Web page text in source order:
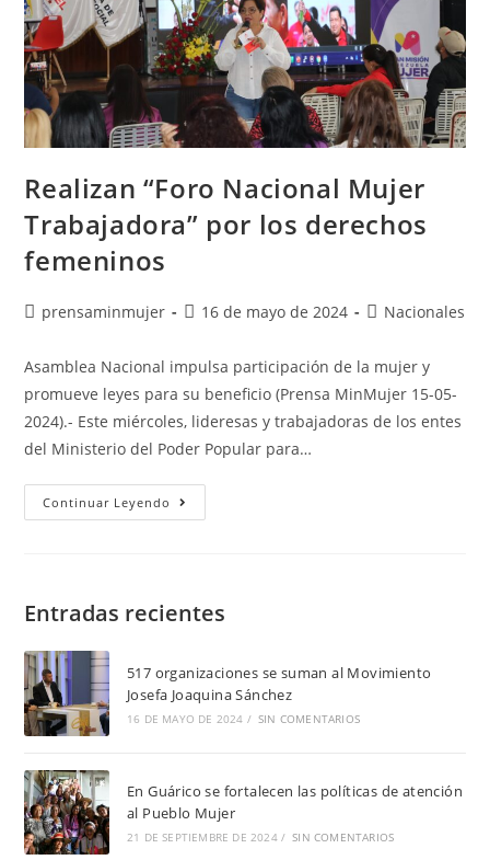
Realizan “Foro Nacional Mujer
Trabajadora” por los derechos
femeninos
prensaminmujer 16 de mayo de 2024 Nacionales
Asamblea Nacional impulsa participación de la mujer y
promueve leyes para su beneficio (Prensa MinMujer 15-05-
2024).- Este miércoles, lideresas y trabajadoras de los entes
del Ministerio del Poder Popular para…
Continuar Leyendo
Entradas recientes
517 organizaciones se suman al Movimiento
Josefa Joaquina Sánchez
16 DE MAYO DE 2024 / SIN COMENTARIOS
En Guárico se fortalecen las políticas de atención
al Pueblo Mujer
21 DE SEPTIEMBRE DE 2024 / SIN COMENTARIOS